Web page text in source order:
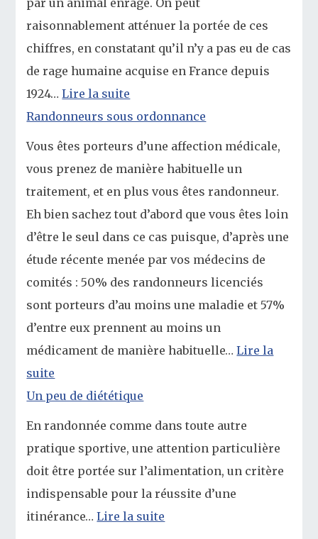
par un animal enragé. On peut
raisonnablement atténuer la portée de ces
chiffres, en constatant qu’il n’y a pas eu de cas
de rage humaine acquise en France depuis
1924…Lire la suite
Randonneurs sous ordonnance
Vous êtes porteurs d’une affection médicale,
vous prenez de manière habituelle un
traitement, et en plus vous êtes randonneur.
Eh bien sachez tout d’abord que vous êtes loin
d’être le seul dans ce cas puisque, d’après une
étude récente menée par vos médecins de
comités : 50% des randonneurs licenciés
sont porteurs d’au moins une maladie et 57%
d’entre eux prennent au moins un
médicament de manière habituelle…Lire la
suite
Un peu de diététique
En randonnée comme dans toute autre
pratique sportive, une attention particulière
doit être portée sur l’alimentation, un critère
indispensable pour la réussite d’une
itinérance…Lire la suite